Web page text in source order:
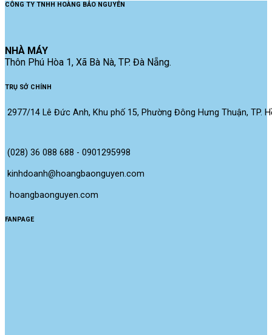
CÔNG TY TNHH HOÀNG BẢO NGUYÊN
NHÀ MÁY
Thôn Phú Hòa 1, Xã Bà Nà, TP. Đà Nẵng.
TRỤ SỞ CHÍNH
2977/14 Lê Đức Anh, Khu phố 15, Phường Đông Hưng Thuận, TP.
(028) 36 088 688 - 0901295998
kinhdoanh@hoangbaonguyen.com
hoangbaonguyen.com
FANPAGE